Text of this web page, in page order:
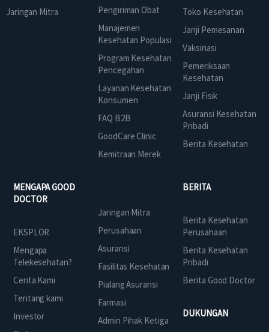
Jaringan Mitra
Pengiriman Obat
Manajemen
Kesehatan Populasi
Program Kesehatan
Pencegahan
Layanan Kesehatan
Konsumen
FAQ B2B
GoodCare Clinic
Kemitraan Merek
Toko Kesehatan
Janji Pemesanan
Vaksinasi
Pemeriksaan
Kesehatan
Janji Fisik
Asuransi Kesehatan
Pribadi
Berita Kesehatan
MENGAPA GOOD
DOCTOR
EKSPLOR
Mengapa
Telekesehatan?
Cerita Kami
Tentang kami
Investor
Jaringan Mitra
Perusahaan
Asuransi
Fasilitas Kesehatan
Pialang Asuransi
Farmasi
Admin Pihak Ketiga
BERITA
Berita Kesehatan
Perusahaan
Berita Kesehatan
Pribadi
Berita Good Doctor
DUKUNGAN